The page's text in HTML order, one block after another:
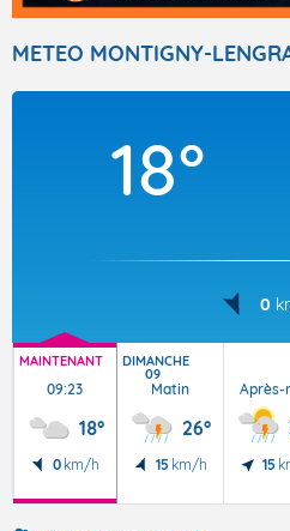
TOUS LES
METEO MONTIGNY-
18°
0
MAINTENANT
09:23
18°
0 km/h
DIMANCHE
09
Matin
26°
15 km/h
Après-
15